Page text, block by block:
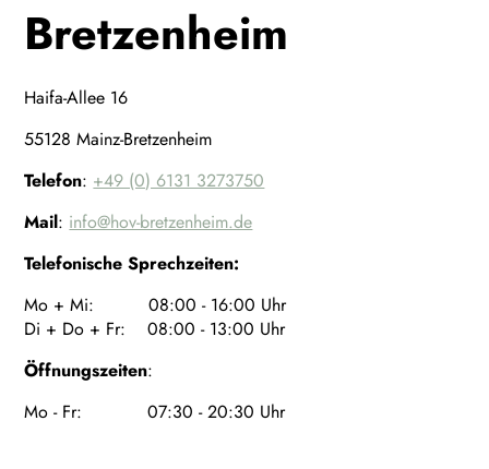
Bretzenheim
Haifa-Allee 16
55128 Mainz-Bretzenheim
Telefon: +49 (0) 6131 3273750
Mail: info@hov-bretzenheim.de
Telefonische Sprechzeiten:
Mo + Mi: 08:00 - 16:00 Uhr
Di + Do + Fr: 08:00 - 13:00 Uhr
Öffnungszeiten:
Mo - Fr: 07:30 - 20:30 Uhr